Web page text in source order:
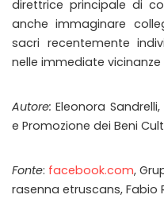
direttrice principale di
anche immaginare
sacri recentemente
nelle immediate
Autore: Eleonora
e Promozione dei Beni
Fonte: facebook.com,
rasenna etruscans, Fabio